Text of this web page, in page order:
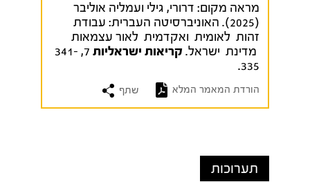
מראה מקום: דרורי, גילי ועמליה אוליבר
(2025). האוניברסיטה העברית: עבודת
זהות לאומית ואקדמית לאור עצמאות
מדינת ישראל.קריאות ישראליות
7, 341-
335.
הורדת המאמר המלא שתף
תערוכות